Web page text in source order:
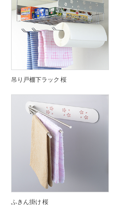
吊り戸棚下ラック 桜
ふきん掛け 桜